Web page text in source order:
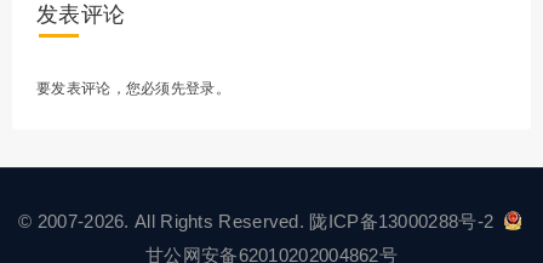
发表评论
要发表评论，您必须先登录。
© 2007-2026. All Rights Reserved. 陇ICP备13000288号-2
甘公网安备62010202004862号